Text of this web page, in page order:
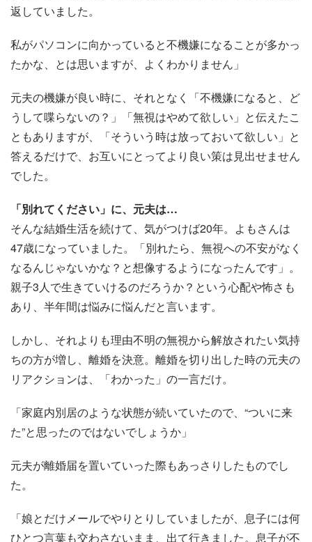
返していました。
私がパソコンに向かっていると不機嫌になることが多かっ
たかな、とは思いますが、よくわかりません」
元夫の機嫌が良い時に、それとなく「不機嫌になると、ど
うして喋らないの？」「無視はやめて欲しい」と伝えたこ
ともありますが、「そういう時は放っておいて欲しい」と
答えるだけで、お互いにとってより良い策は見出せません
でした。
「別れてください」に、元夫は…
そんな結婚生活を続けて、気がつけば20年。よもさんは
47歳になっていました。「別れたら、無視への不安がなく
なるんじゃないかな？と想像するようになったんです」。
親子3人で生きていけるのだろうか？という心配や怖さも
あり、半年間は悩みに悩んだと言います。
しかし、それよりも理由不明の無視から解放されたい気持
ちの方が増し、離婚を決意。離婚を切り出した時の元夫の
リアクションは、「わかった」の一言だけ。
「家庭内別居のような状態が続いていたので、“ついに来
た”と思ったのではないでしょうか」
元夫が離婚届を置いていった際もあっさりしたものでし
た。
「娘とだけメールでやりとりしていましたが、息子には何
ひとつ言葉も交わさないまま、出て行きました。息子が不